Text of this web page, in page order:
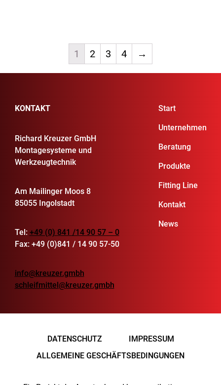
1 2 3 4 →
KONTAKT
Richard Kreuzer GmbH
Montagesysteme und
Werkzeugtechnik
Am Mailinger Moos 8
85055 Ingolstadt
Tel: +49 (0) 841 /14 90 57 – 0
Fax: +49 (0)841 / 14 90 57-50
info@kreuzer.gmbh
schleifmittel@kreuzer.gmbh
Start
Unternehmen
Beratung
Produkte
Fitting Line
Kontakt
News
DATENSCHUTZ
IMPRESSUM
ALLGEMEINE GESCHÄFTSBEDINGUNGEN